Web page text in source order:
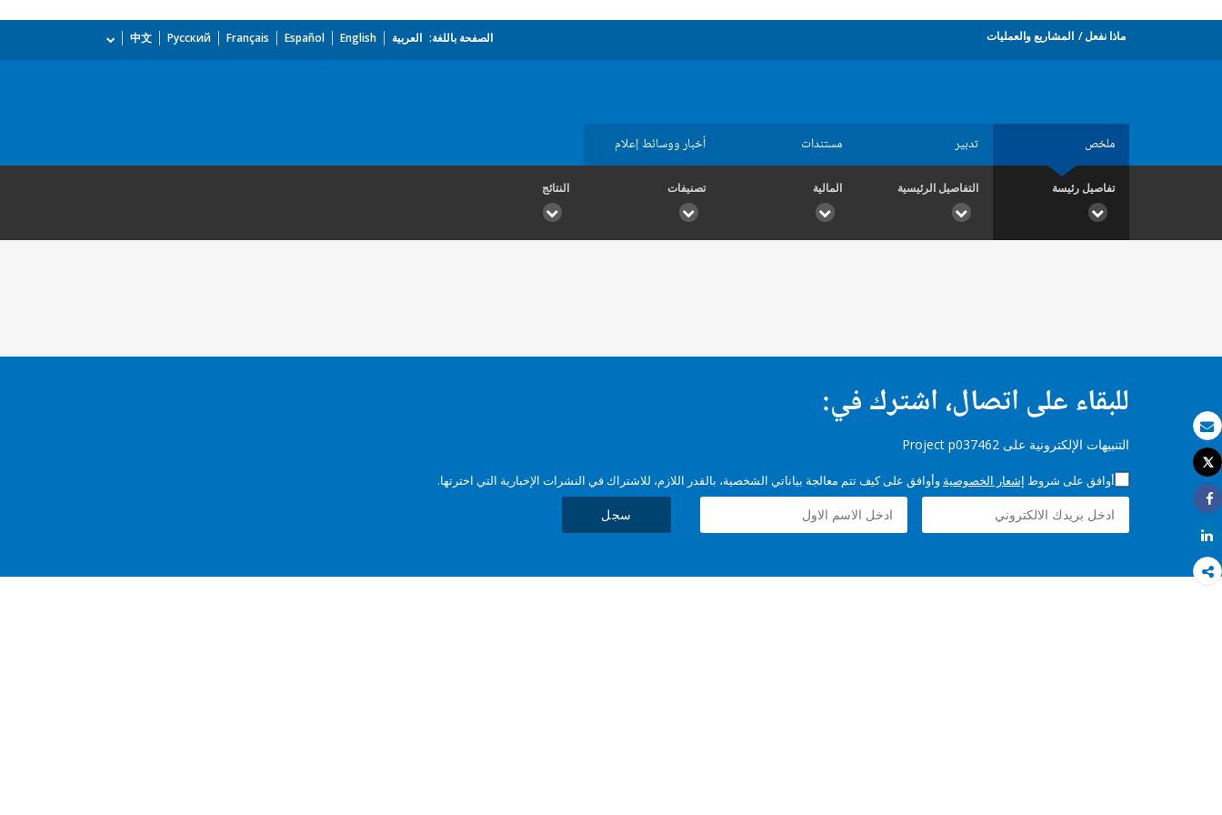
بريد الكتروني
طباعة
Tweet
Share
Share
ماذا نفعل المشاريع والعمليات الصفحة باللغة: العربية English
Español
Français
Русский
中文
ملخص تدبير مستندات أخبار ووسائط إعلام
تفاصيل رئيسة التفاصيل الرئيسية المالية تصنيفات النتائج
للبقاء على اتصال، اشترك في:
التنبيهات الإلكترونية على Project p037462
أوافق على شروط إشعار الخصوصية وأوافق على كيف تتم معالجة بياناتي الشخصية، بالقدر اللازم، للاشتراك في النشرات الإخبارية التي اخترتها.
سجل